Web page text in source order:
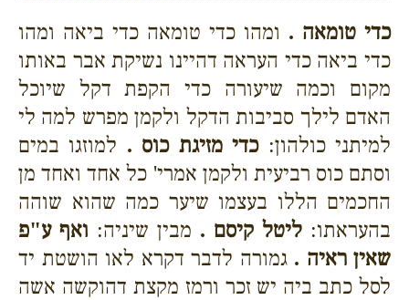
כדי טומאה . ומהו כדי טומאה כדי ביאה ומהו
כדי ביאה כדי העראה דהיינו נשיקת אבר באותו
מקום וכמה שיעורה כדי הקפת דקל שיוכל
האדם לילך סביבות הדקל ולקמן מפרש למה לי
למיתני כולהון:כדי מזיגת כוס . למוזגו במים
וסתם כוס רביעית ולקמן אמרי' כל אחד ואחד מן
החכמים הללו בעצמו שיער כמה שהוא שוהה
בהעראתו: ליטל קיסם . מבין שיניה: ואף ע"פ
שאין ראיה . גמורה לדבר דקרא לאו הושטת יד
לסל כתב ביה יש זכר ורמז מקצת דהוקשה אשה